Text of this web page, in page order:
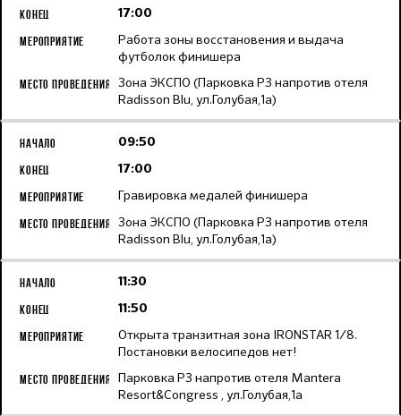
17:00
Работа зоны восстановения и выдача
футболок финишера
Зона ЭКСПО (Парковка Р3 напротив отеля
Radisson Blu, ул.Голубая,1а)
09:50
17:00
Гравировка медалей финишера
Зона ЭКСПО (Парковка Р3 напротив отеля
Radisson Blu, ул.Голубая,1а)
11:30
11:50
Открыта транзитная зона IRONSTAR 1/8.
Постановки велосипедов нет!
Парковка Р3 напротив отеля Mantera
Resort&Congress , ул.Голубая,1а